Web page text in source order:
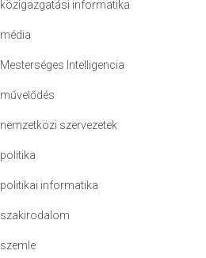
közigazgatási informatika
média
Mesterséges Intelligencia
művelődés
nemzetközi szervezetek
politika
politikai informatika
szakirodalom
szemle